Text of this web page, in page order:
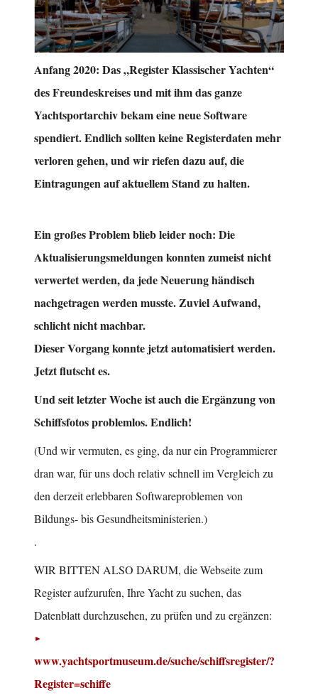
Anfang 2020: Das „Register Klassischer Yachten“
des Freundeskreises und mit ihm das ganze
Yachtsportarchiv bekam eine neue Software
spendiert. Endlich sollten keine Registerdaten mehr
verloren gehen, und wir riefen dazu auf, die
Eintragungen auf aktuellem Stand zu halten.
Ein großes Problem blieb leider noch: Die
Aktualisierungsmeldungen konnten zumeist nicht
verwertet werden, da jede Neuerung händisch
nachgetragen werden musste. Zuviel Aufwand,
schlicht nicht machbar.
Dieser Vorgang konnte jetzt automatisiert werden.
Jetzt flutscht es.
Und seit letzter Woche ist auch die Ergänzung von
Schiffsfotos problemlos. Endlich!
(Und wir vermuten, es ging, da nur ein Programmierer
dran war, für uns doch relativ schnell im Vergleich zu
den derzeit erlebbaren Softwareproblemen von
Bildungs- bis Gesundheitsministerien.)
.
WIR BITTEN ALSO DARUM, die Webseite zum
Register aufzurufen, Ihre Yacht zu suchen, das
Datenblatt durchzusehen, zu prüfen und zu ergänzen:
www.yachtsportmuseum.de/suche/schiffsregister/?
Register=schiffe